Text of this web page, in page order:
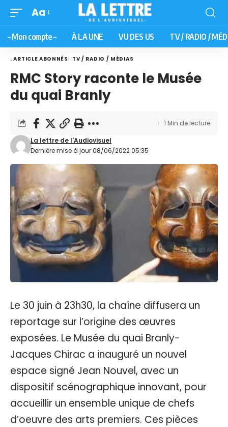
Aa
– Mon compte – À LA UNE VU DES US TV / RADIO /
. ARTICLE ABONNÉS TV / RADIO / MÉDIAS
RMC Story raconte le Musée
du quai Branly
Dernière mise à jour 08/06/2022 05:35
La lettre de l'Audiovisuel
1 Min de lecture
Le 30 juin à 23h30, la chaîne diffusera un
reportage sur l’origine des œuvres
exposées. Le Musée du quai Branly-
Jacques Chirac a inauguré un nouvel
espace signé Jean Nouvel, avec un
dispositif scénographique innovant, pour
accueillir un ensemble unique de chefs
d’oeuvre des arts premiers. Ces pièces